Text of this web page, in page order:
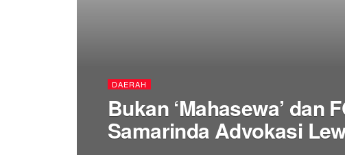
DAERAH
Bukan ‘Mahasewa’ dan
Samarinda Advokasi